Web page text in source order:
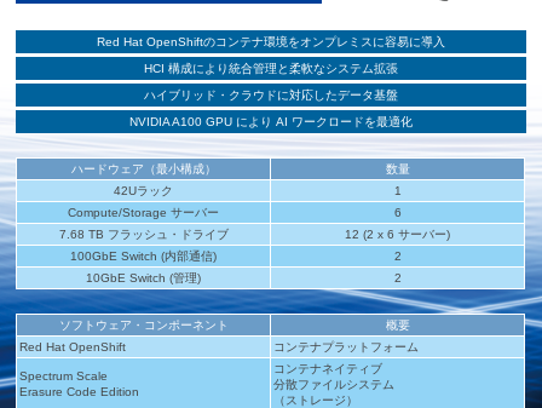
Red Hat OpenShiftのコンテナ環境をオンプレミスに容易に導入
HCI 構成により統合管理と柔軟なシステム拡張
ハイブリッド・クラウドに対応したデータ基盤
NVIDIA A100 GPU により AI ワークロードを最適化
ハードウェア（最小構成）
数量
42Uラック
1
Compute/Storage サーバー
6
7.68 TB フラッシュ・ドライブ
12 (2 x 6 サーバー)
100GbE Switch (内部通信)
2
10GbE Switch (管理)
2
ソフトウェア・コンポーネント
概要
Red Hat OpenShift
コンテナプラットフォーム
Spectrum Scale
Erasure Code Edition
コンテナネイティブ
分散ファイルシステム
（ストレージ）